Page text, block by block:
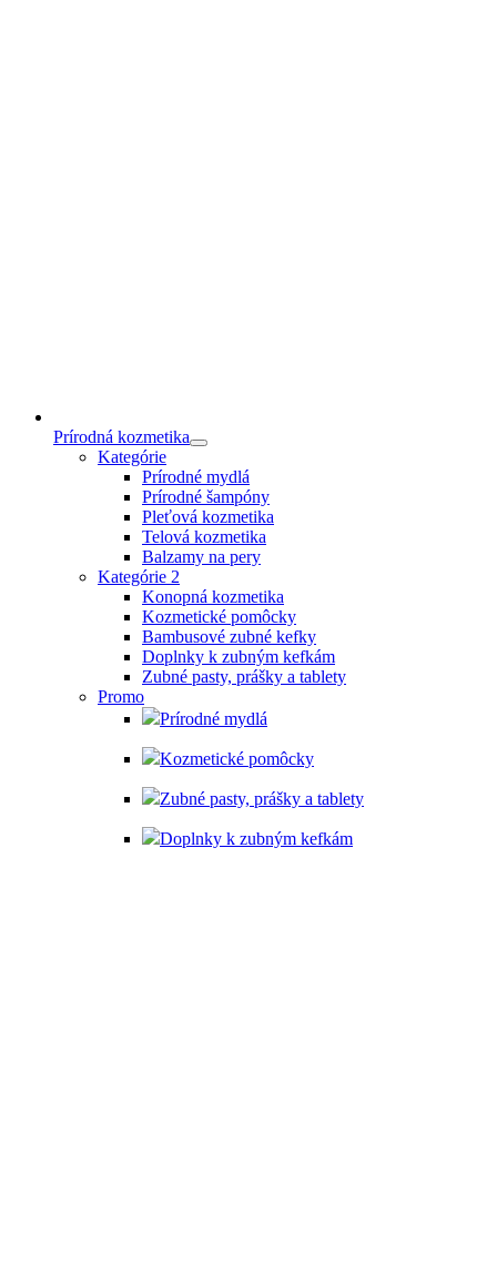
Prírodná kozmetika
Kategórie
Prírodné mydlá
Prírodné šampóny
Pleťová kozmetika
Telová kozmetika
Balzamy na pery
Kategórie 2
Konopná kozmetika
Kozmetické pomôcky
Bambusové zubné kefky
Doplnky k zubným kefkám
Zubné pasty, prášky a tablety
Promo
Prírodné mydlá
Kozmetické pomôcky
Zubné pasty, prášky a tablety
Doplnky k zubným kefkám